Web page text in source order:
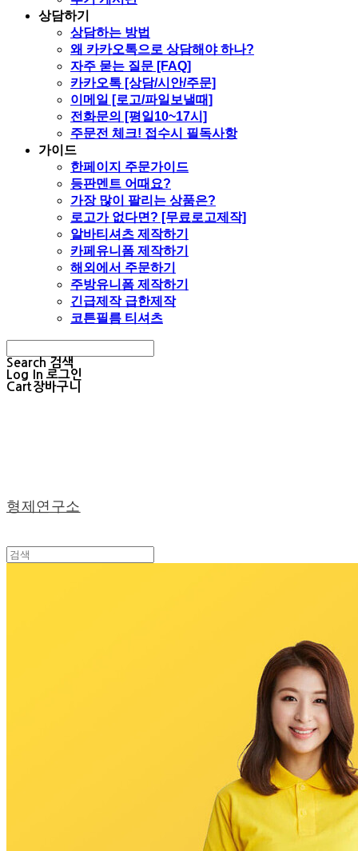
상담하기
상담하는 방법
왜 카카오톡으로 상담해야 하나?
자주 묻는 질문 [FAQ]
카카오톡 [상담/시안/주문]
이메일 [로고/파일보낼때]
전화문의 [평일10~17시]
주문전 체크! 접수시 필독사항
가이드
한페이지 주문가이드
등판멘트 어때요?
가장 많이 팔리는 상품은?
로고가 없다면? [무료로고제작]
알바티셔츠 제작하기
카페유니폼 제작하기
해외에서 주문하기
주방유니폼 제작하기
긴급제작 급한제작
코튼필름 티셔츠
Search 검색
Log In 로그인
Cart장바구니
형제연구소